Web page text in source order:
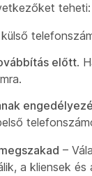
teheti:
előtt.
–
a kliensek